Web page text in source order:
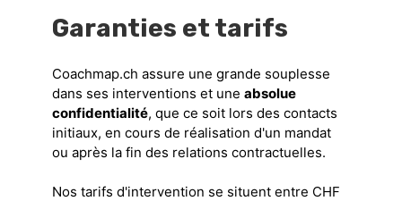
Garanties et tarifs
Coachmap.ch assure une grande souplesse
dans ses interventions et uneabsolue
confidentialité, que ce soit lors des contacts
initiaux, en cours de réalisation d'un mandat
ou après la fin des relations contractuelles.
Nos tarifs d'intervention se situent entre CHF